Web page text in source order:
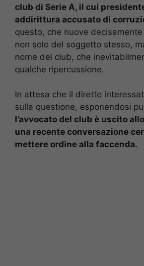
club di Serie A, il cui
addirittura accusato di
questo, che nuove
non solo del soggetto stesso,
nome del club, che
qualche ripercussione.
In attesa che il diretto
sulla questione, esponendosi
l’avvocato del club è uscito
una recente conversazione
mettere ordine alla faccenda.